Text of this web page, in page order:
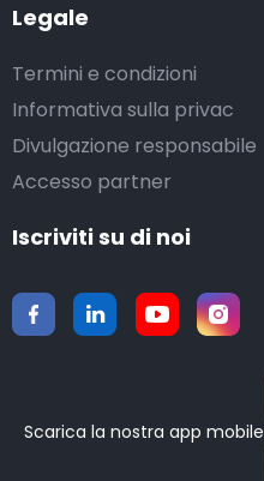
Legale
Termini e condizioni
Informativa sulla privac
Divulgazione responsabile
Accesso partner
Iscriviti su di noi
Scarica la nostra app mobile